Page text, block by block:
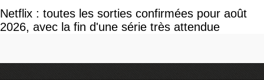
Netflix : toutes les sorties confirmées pour août
2026, avec la fin d'une série très attendue